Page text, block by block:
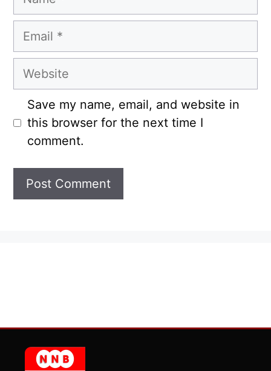
Email
Website
Save my name, email, and website in
this browser for the next time I
comment.